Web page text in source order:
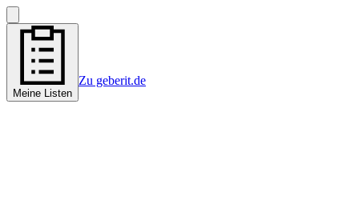
Meine Listen
Zu geberit.de